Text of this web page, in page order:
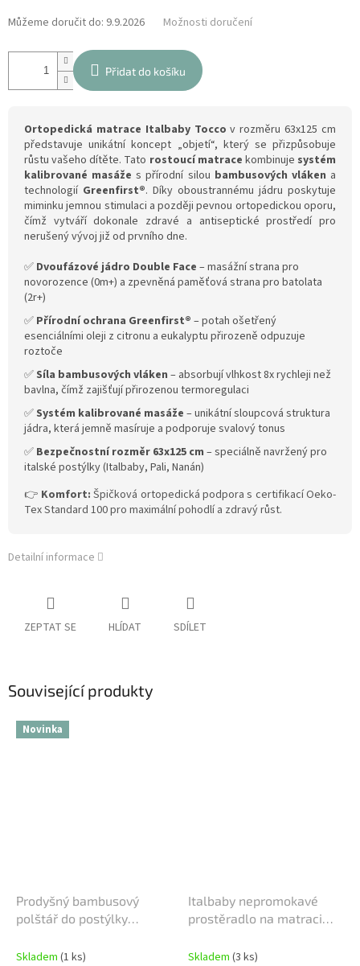
Můžeme doručit do: 9.9.2026 Možnosti doručení
Přidat do košíku
Ortopedická matrace Italbaby Tocco v rozměru 63x125 cm
představuje unikátní koncept „objetí“, který se přizpůsobuje
růstu vašeho dítěte. Tato rostoucí matrace kombinuje systém
kalibrované masáže s přírodní silou bambusových vláken a
technologií Greenfirst®. Díky oboustrannému jádru poskytuje
miminku jemnou stimulaci a později pevnou ortopedickou oporu,
čímž vytváří dokonale zdravé a antiseptické prostředí pro
nerušený vývoj již od prvního dne.
✅ Dvoufázové jádro Double Face – masážní strana pro
novorozence (0m+) a zpevněná paměťová strana pro batolata
(2r+)
✅ Přírodní ochrana Greenfirst® – potah ošetřený
esenciálními oleji z citronu a eukalyptu přirozeně odpuzuje
roztoče
✅ Síla bambusových vláken – absorbují vlhkost 8x rychleji než
bavlna, čímž zajišťují přirozenou termoregulaci
✅ Systém kalibrované masáže – unikátní sloupcová struktura
jádra, která jemně masíruje a podporuje svalový tonus
✅ Bezpečnostní rozměr 63x125 cm – speciálně navržený pro
italské postýlky (Italbaby, Pali, Nanán)
👉 Komfort: Špičková ortopedická podpora s certifikací Oeko-
Tex Standard 100 pro maximální pohodlí a zdravý růst.
Detailní informace
ZEPTAT SE HLÍDAT SDÍLET
Související produkty
Novinka
Prodyšný bambusový
polštář do postýlky
Skladem (1 ks)
Italbaby nepromokavé
prostěradlo na matraci
Skladem (3 ks)